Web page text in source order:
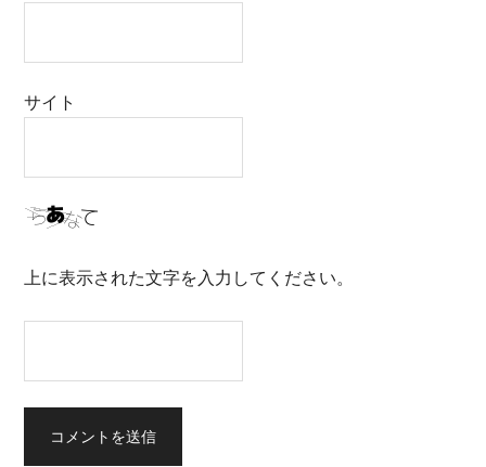
サイト
上に表示された文字を入力してください。